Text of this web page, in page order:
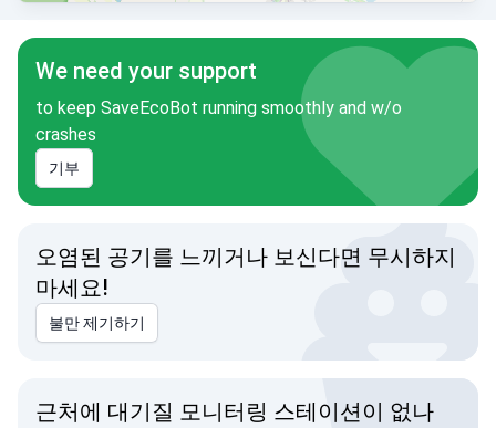
We need your support
to keep SaveEcoBot running smoothly and w/o
crashes
기부
오염된 공기를 느끼거나 보신다면 무시하지
마세요!
불만 제기하기
근처에 대기질 모니터링 스테이션이 없나